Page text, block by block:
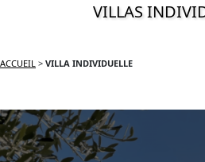
VILLAS
ACCUEIL > VILLA INDIVIDUELLE